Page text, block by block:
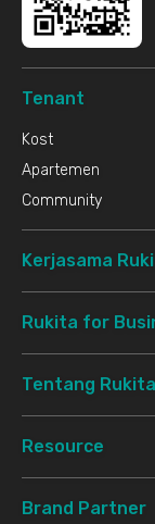
Tenant
Kost
Apartemen
Community
Kerjasama
Rukita for
Tentang Rukita
Resource
Brand Partner